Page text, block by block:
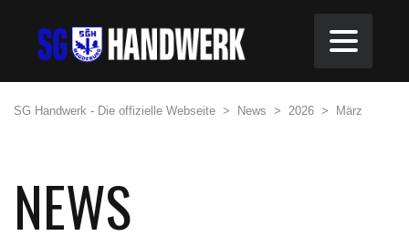
SG Handwerk - Die offizielle Webseite > News > 2026 > März
NEWS